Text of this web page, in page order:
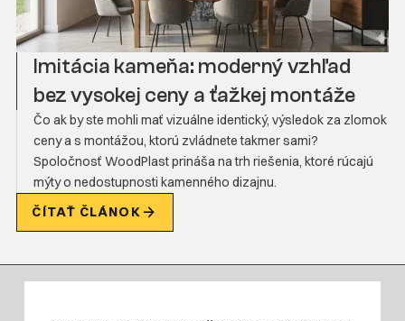
Imitácia kameňa: moderný vzhľad
bez vysokej ceny a ťažkej montáže
Čo ak by ste mohli mať vizuálne identický, výsledok za zlomok
ceny a s montážou, ktorú zvládnete takmer sami?
Spoločnosť WoodPlast prináša na trh riešenia, ktoré rúcajú
mýty o nedostupnosti kamenného dizajnu.
ČÍTAŤ ČLÁNOK